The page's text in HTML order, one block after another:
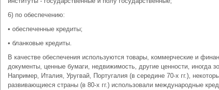
6) по обеспечению:
• обеспеченные кредиты;
• бланковые кредиты.
В качестве обеспечения используются товары, коммерческие и
документы, ценные бумаги, недвижимость, другие ценности, иногда
Например, Италия, Уругвай, Португалия (в середине 70-х гг.),
развивающиеся страны (в 80-х гг.) использовали международные